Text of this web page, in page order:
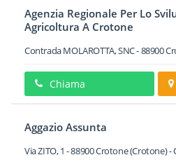
Agenzia Regionale Per Lo
Agricoltura A Crotone
Contrada MOLAROTTA, SNC-88900
Chiama
Aggazio Assunta
Via ZITO, 1 -88900Crotone(Crotone) -